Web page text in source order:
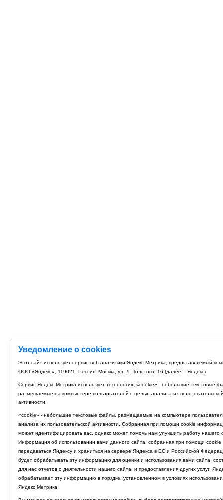
Уведомление о cookies
Этот сайт использует сервис веб-аналитики Яндекс Метрика, предоставляемый
ООО «Яндекс», 119021, Россия, Москва, ул. Л. Толстого, 16 (далее – Яндекс)
Сервис Яндекс Метрика использует технологию «cookie» - небольшие текстовые
размещаемые на компьютере пользователей с целью анализа их пользовательской
активности.
«cookie» - небольшие текстовые файлы, размещаемые на компьютере
анализа их пользовательской активности. Собранная при помощи cookie
может идентифицировать вас, однако может помочь нам улучшить работу нашего
Информация об использовании вами данного сайта, собранная при помощи cookie,
передаваться Яндексу и храниться на сервере Яндекса в ЕС и Российской
будет обрабатывать эту информацию для оценки и использования вами сайта,
для нас отчетов о деятельности нашего сайта, и предоставления других услуг.
обрабатывает эту информацию в порядке, установленном в условиях
Яндекс Метрика.